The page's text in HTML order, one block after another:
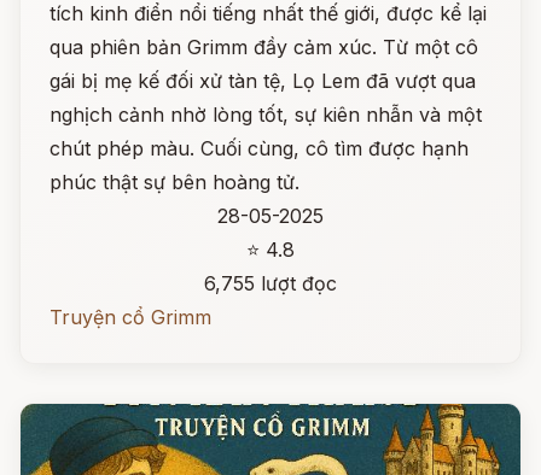
tích kinh điển nổi tiếng nhất thế giới, được kể lại
qua phiên bản Grimm đầy cảm xúc. Từ một cô
gái bị mẹ kế đối xử tàn tệ, Lọ Lem đã vượt qua
nghịch cảnh nhờ lòng tốt, sự kiên nhẫn và một
chút phép màu. Cuối cùng, cô tìm được hạnh
phúc thật sự bên hoàng tử.
28-05-2025
⭐ 4.8
6,755 lượt đọc
Truyện cổ Grimm